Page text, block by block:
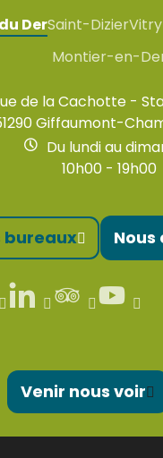
DerSaint-Dizier
Montier-en-
de la Cachotte -
Giffaumont-
Du lundi au
10h00 - 19h00
bureaux
Venir nous voir